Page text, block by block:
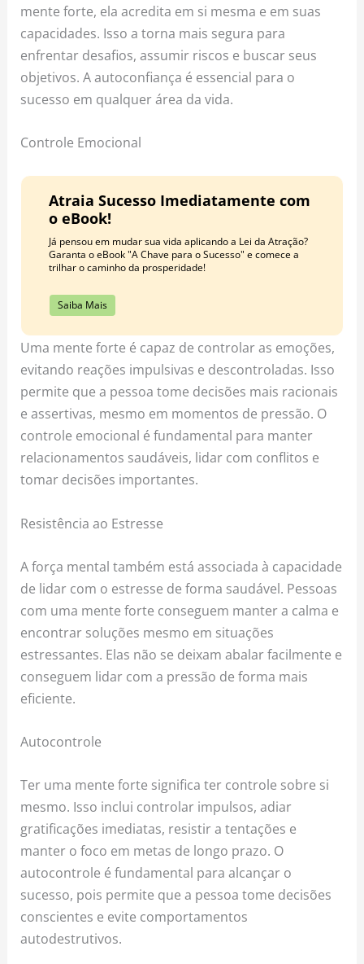
mente forte, ela acredita em si mesma e em suas
capacidades. Isso a torna mais segura para
enfrentar desafios, assumir riscos e buscar seus
objetivos. A autoconfiança é essencial para o
sucesso em qualquer área da vida.
Controle Emocional
Atraia Sucesso Imediatamente com
o eBook!
Já pensou em mudar sua vida aplicando a Lei da Atração?
Garanta o eBook "A Chave para o Sucesso" e comece a
trilhar o caminho da prosperidade!
Saiba Mais
Uma mente forte é capaz de controlar as emoções,
evitando reações impulsivas e descontroladas. Isso
permite que a pessoa tome decisões mais racionais
e assertivas, mesmo em momentos de pressão. O
controle emocional é fundamental para manter
relacionamentos saudáveis, lidar com conflitos e
tomar decisões importantes.
Resistência ao Estresse
A força mental também está associada à capacidade
de lidar com o estresse de forma saudável. Pessoas
com uma mente forte conseguem manter a calma e
encontrar soluções mesmo em situações
estressantes. Elas não se deixam abalar facilmente e
conseguem lidar com a pressão de forma mais
eficiente.
Autocontrole
Ter uma mente forte significa ter controle sobre si
mesmo. Isso inclui controlar impulsos, adiar
gratificações imediatas, resistir a tentações e
manter o foco em metas de longo prazo. O
autocontrole é fundamental para alcançar o
sucesso, pois permite que a pessoa tome decisões
conscientes e evite comportamentos
autodestrutivos.